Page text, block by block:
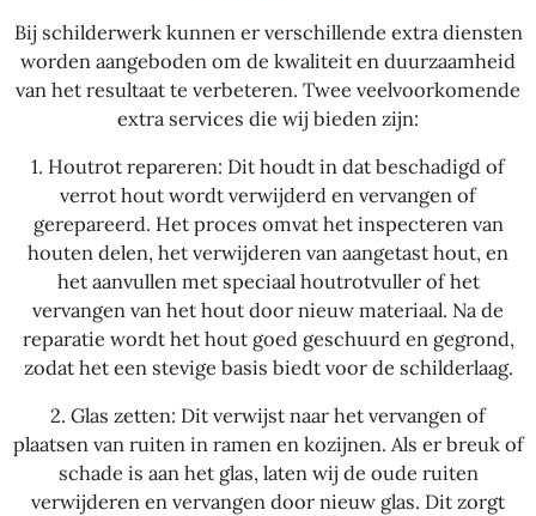
Bij schilderwerk kunnen er verschillende extra diensten
worden aangeboden om de kwaliteit en duurzaamheid
van het resultaat te verbeteren. Twee veelvoorkomende
extra services die wij bieden zijn:
1. Houtrot repareren: Dit houdt in dat beschadigd of
verrot hout wordt verwijderd en vervangen of
gerepareerd. Het proces omvat het inspecteren van
houten delen, het verwijderen van aangetast hout, en
het aanvullen met speciaal houtrotvuller of het
vervangen van het hout door nieuw materiaal. Na de
reparatie wordt het hout goed geschuurd en gegrond,
zodat het een stevige basis biedt voor de schilderlaag.
2. Glas zetten: Dit verwijst naar het vervangen of
plaatsen van ruiten in ramen en kozijnen. Als er breuk of
schade is aan het glas, laten wij de oude ruiten
verwijderen en vervangen door nieuw glas. Dit zorgt